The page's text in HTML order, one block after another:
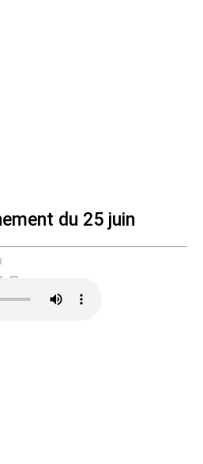
les nouveaux commentaires
du 25 juin